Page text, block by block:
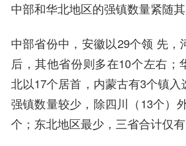
中部和华北地区的强镇数量紧随其
中部省份中，安徽以29个领 先，
后，其他省份则多在10个左右；
北以17个居首，内蒙古有3个镇入
强镇数量较少，除四川（13个）
个；东北地区最少，三省合计仅有